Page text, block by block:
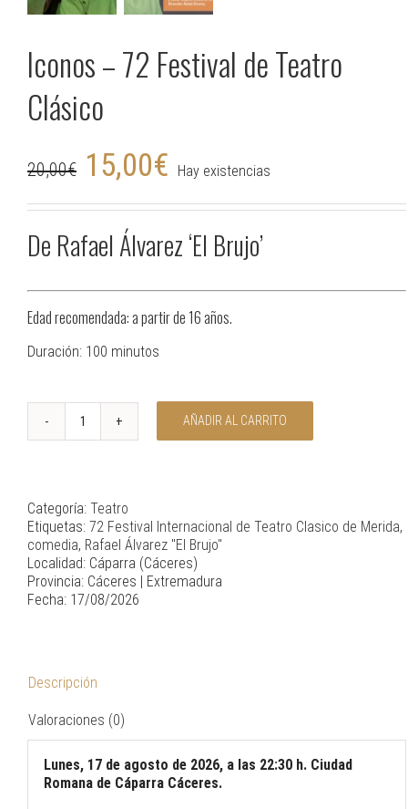
Iconos – 72 Festival de Teatro
Clásico
20,00€ 15,00€ Hay existencias
De Rafael Álvarez ‘El Brujo’
Edad recomendada: a partir de 16 años.
Duración: 100 minutos
Iconos
de
Teatro
Clásico
cantidad
AÑADIR AL CARRITO
Categoría: Teatro
Etiquetas: 72 Festival Internacional de Teatro Clasico de Merida,
comedia, Rafael Álvarez "El Brujo"
Localidad: Cáparra (Cáceres)
Provincia: Cáceres | Extremadura
Fecha: 17/08/2026
Descripción
Valoraciones (0)
Lunes, 17 de agosto de 2026, a las 22:30 h. Ciudad
Romana de Cáparra Cáceres.